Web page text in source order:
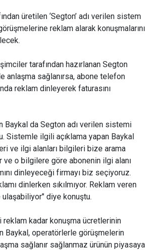
üretilen ‘Segton’ adı verilen sistem
reklam alarak konuşmalarını
tarafından hazırlanan Segton
anlaşma sağlanırsa, abone telefon
reklam dinleyerek faturasını
Baykal da Segton adı verilen sistemi
Sistemle ilgili açıklama yapan Baykal
ve ilgi alanları bilgileri bize arama
ve o bilgilere göre abonenin ilgi alanı
dinleyeceği firmayı biz seçiyoruz.
dinlerken sıkılmıyor. Reklam veren
diye konuştu.
kadar konuşma ücretlerinin
Baykal, operatörlerle görüşmelerin
sağlanır sağlanmaz ürünün piyasaya